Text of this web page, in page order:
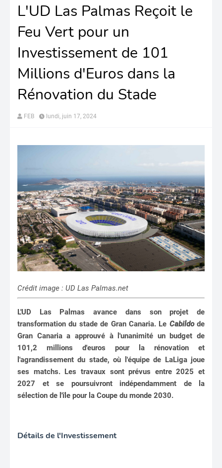
L'UD Las Palmas Reçoit le
Feu Vert pour un
Investissement de 101
Millions d'Euros dans la
Rénovation du Stade
FEB lundi, juin 17, 2024
Crédit image : UD Las Palmas.net
L'UD Las Palmas avance dans son projet de
transformation du stade de Gran Canaria. Le Cabildode
Gran Canaria a approuvé à l'unanimité un budget de
101,2 millions d'euros pour la rénovation et
l'agrandissement du stade, où l'équipe de LaLiga joue
ses matchs. Les travaux sont prévus entre 2025 et
2027 et se poursuivront indépendamment de la
sélection de l'île pour la Coupe du monde 2030.
Détails de l'Investissement